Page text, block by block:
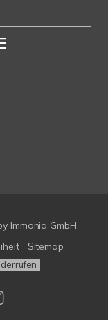
Immonia GmbH
Sitemap